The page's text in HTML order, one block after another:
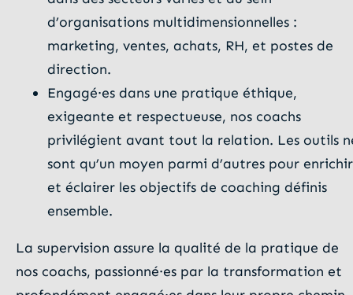
d’organisations multidimensionnelles :
marketing, ventes, achats, RH, et postes de
direction.
Engagé·es dans une pratique éthique,
exigeante et respectueuse, nos coachs
privilégient avant tout la relation. Les outils
sont qu’un moyen parmi d’autres pour enrichir
et éclairer les objectifs de coaching définis
ensemble.
La supervision assure la qualité de la pratique de
nos coachs, passionné·es par la transformation et